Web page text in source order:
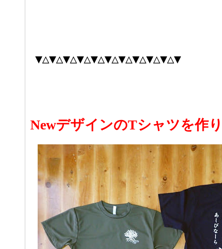
▼△▼△▼△▼△▼△▼△▼△▼△▼△▼△▼
NewデザインのTシャツを作